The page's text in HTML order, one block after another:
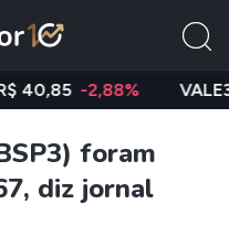
-2,88% VALE3 R$
foram
diz jornal